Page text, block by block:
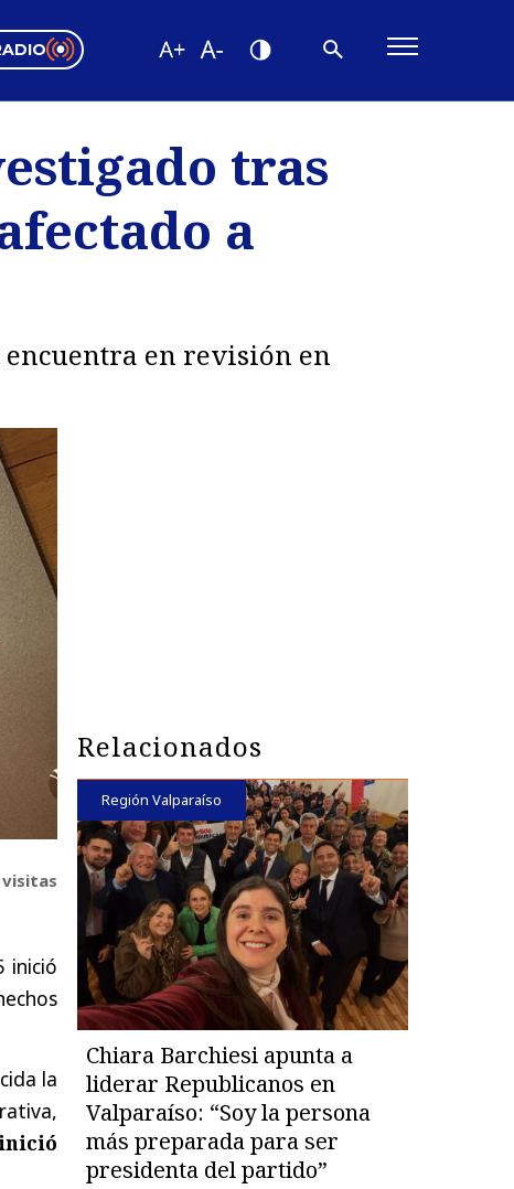
tras
a
en revisión en
visitas
inició
la
Relacionados
Región Valparaíso
Chiara Barchiesi apunta a
liderar Republicanos en
Valparaíso: “Soy la persona
más preparada para ser
presidenta del partido”